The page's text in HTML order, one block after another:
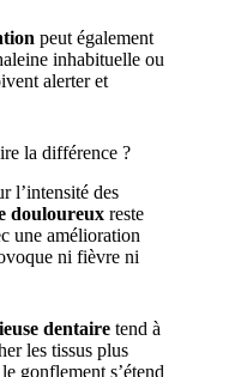
peut également
inhabituelle ou
alerter et
la différence ?
l’intensité des
douloureux reste
une amélioration
ni fièvre ni
dentaire tend à
les tissus plus
gonflement s’étend